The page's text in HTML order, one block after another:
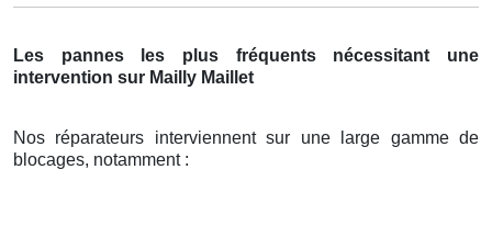
Les pannes les plus fréquents nécessitant une
intervention sur Mailly Maillet
Nos réparateurs interviennent sur une large gamme de
blocages, notamment :